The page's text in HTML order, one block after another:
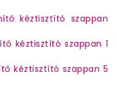
kéztisztító szappan
kéztisztító szappan 1
kéztisztító szappan 5